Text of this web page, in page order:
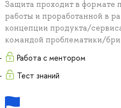
Защита проходит в формате
работы и проработанной в
концепции продукта/
командой проблематики/
Работа с ментором
Тест знаний